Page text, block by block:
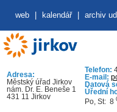
web kalendář archiv
Adresa:
Městský úřad Jirkov
nám. Dr. E. Beneše 1
431 11 Jirkov
Telefon:
E-mail:
Datová
Úřední
Po, St: 8